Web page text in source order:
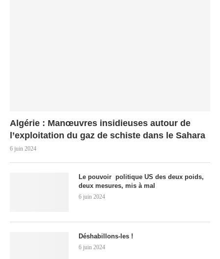
Algérie : Manœuvres insidieuses autour de
l’exploitation du gaz de schiste dans le Sahara
6 juin 2024
Le pouvoir politique US des deux poids,
deux mesures, mis à mal
6 juin 2024
Déshabillons-les !
6 juin 2024